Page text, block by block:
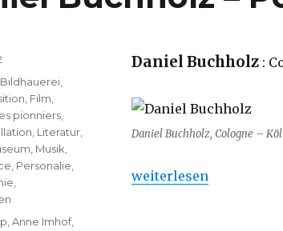
Daniel Buchholz:
Daniel Buchholz, Cologne –
„Daniel Buchholz –
weiterlesen
Bildhauerei
Film
pionniers
Literatur
Musik
Personalie
,Anne Imhof,